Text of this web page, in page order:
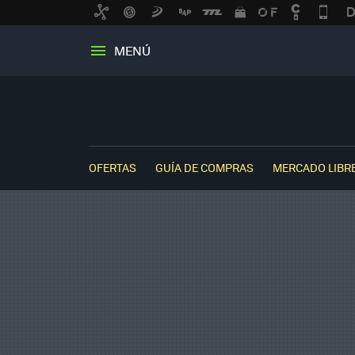
MENÚ
OFERTAS GUÍA DE COMPRAS MERCADO